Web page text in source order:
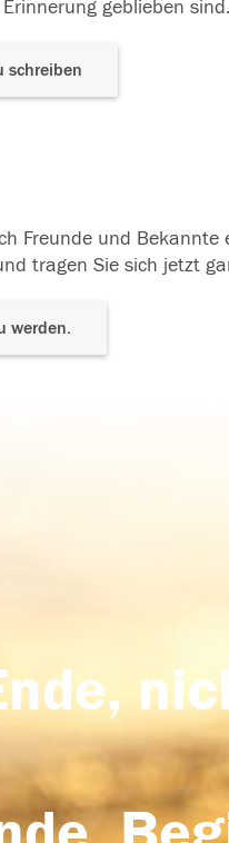
geblieben sind.
schreiben
Freunde und Bekannte
tragen Sie sich jetzt
werden.